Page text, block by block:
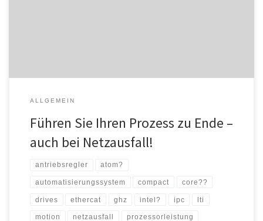
ALLGEMEIN
Führen Sie Ihren Prozess zu Ende –
auch bei Netzausfall!
antriebsregler atom?
automatisierungssystem compact core??
drives ethercat ghz intel? ipc lti
motion netzausfall prozessorleistung